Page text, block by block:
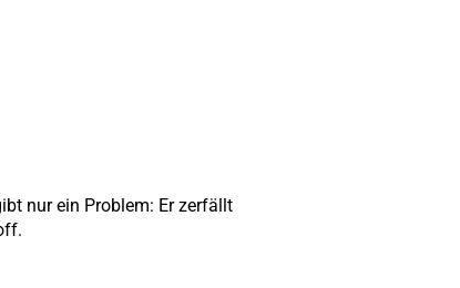
nur ein Problem: Er zerfällt